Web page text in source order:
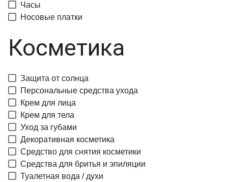
Часы
Носовые платки
Косметика
Защита от солнца
Персональные средства ухода
Крем для лица
Крем для тела
Уход за губами
Декоративная косметика
Средство для снятия косметики
Средства для бритья и эпиляции
Туалетная вода / духи